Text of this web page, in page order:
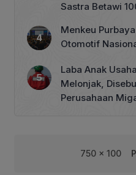
Sastra Betawi
Menkeu
Otomotif
Laba Anak
Melonjak,
Perusahaan
750 x 100